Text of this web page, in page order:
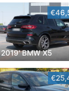
2019' BMW X5